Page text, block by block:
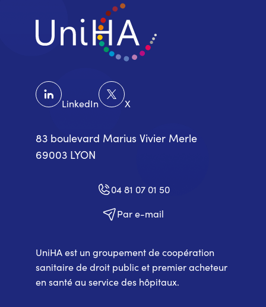
LinkedIn X
83 boulevard Marius Vivier Merle
69003 LYON
04 81 07 01 50
Par e-mail
UniHA est un groupement de coopération
sanitaire de droit public et premier acheteur
en santé au service des hôpitaux.